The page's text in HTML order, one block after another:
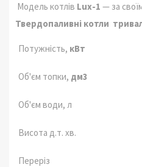
Модель котлів Lux-1 — за
Твердопаливні котли
Потужність, кВт
Об'єм топки, дм3
Об'єм води, л
Висота д.т. хв.
Переріз